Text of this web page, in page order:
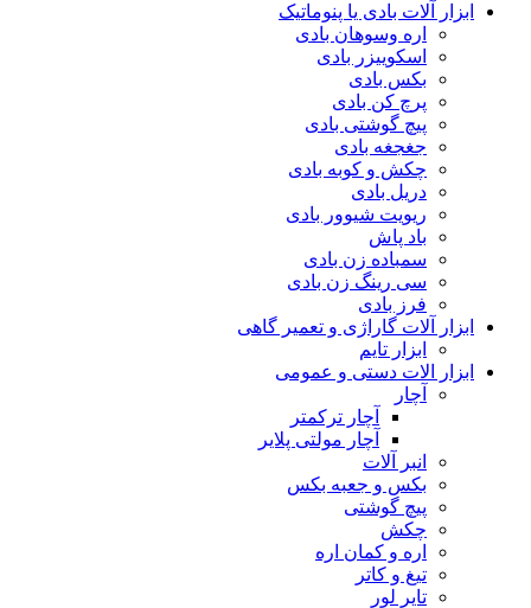
ابزار آلات بادی یا پنوماتیک
اره وسوهان بادی
اسکوییزر بادی
بکس بادی
پرچ کن بادی
پیچ گوشتی بادی
جغجغه بادی
چکش و کوبه بادی
دریل بادی
ریویت شیوور بادی
باد پاش
سمباده زن بادی
سی رینگ زن بادی
فرز بادی
ابزار آلات گاراژی و تعمیر گاهی
ابزار تایم
ابزار الات دستی و عمومی
آچار
آچار ترکمتر
آچار مولتی پلایر
انبر آلات
بکس و جعبه بکس
پیچ گوشتی
چکش
اره و کمان اره
تیغ و کاتر
تایر لور